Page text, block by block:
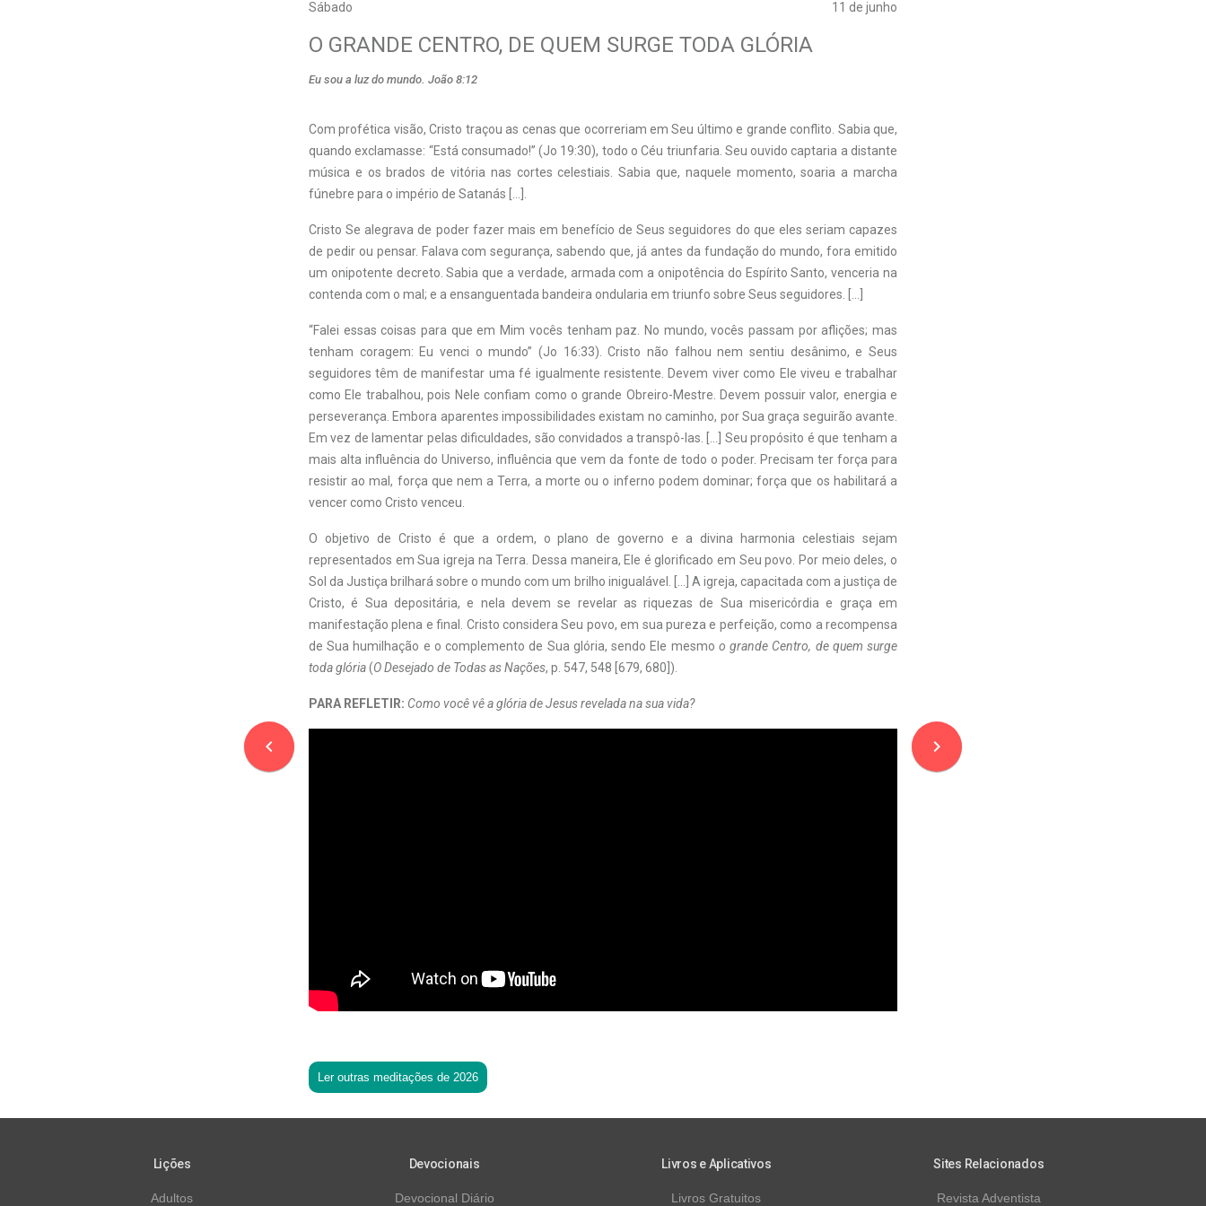
Sábado 11 de junho
navigate_before
O GRANDE CENTRO, DE QUEM SURGE TODA GLÓRIA
Eu sou a luz do mundo. João 8:12
Com profética visão, Cristo traçou as cenas que ocorreriam em Seu último e grande conflito. Sabia que,
quando exclamasse: “Está consumado!” (Jo 19:30), todo o Céu triunfaria. Seu ouvido captaria a distante
música e os brados de vitória nas cortes celestiais. Sabia que, naquele momento, soaria a marcha
fúnebre para o império de Satanás […].
Cristo Se alegrava de poder fazer mais em benefício de Seus seguidores do que eles seriam capazes
de pedir ou pensar. Falava com segurança, sabendo que, já antes da fundação do mundo, fora emitido
um onipotente decreto. Sabia que a verdade, armada com a onipotência do Espírito Santo, venceria na
contenda com o mal; e a ensanguentada bandeira ondularia em triunfo sobre Seus seguidores. […]
“Falei essas coisas para que em Mim vocês tenham paz. No mundo, vocês passam por aflições; mas
tenham coragem: Eu venci o mundo” (Jo 16:33). Cristo não falhou nem sentiu desânimo, e Seus
seguidores têm de manifestar uma fé igualmente resistente. Devem viver como Ele viveu e trabalhar
como Ele trabalhou, pois Nele confiam como o grande Obreiro-Mestre. Devem possuir valor, energia e
perseverança. Embora aparentes impossibilidades existam no caminho, por Sua graça seguirão avante.
Em vez de lamentar pelas dificuldades, são convidados a transpô-las. […] Seu propósito é que tenham a
mais alta influência do Universo, influência que vem da fonte de todo o poder. Precisam ter força para
resistir ao mal, força que nem a Terra, a morte ou o inferno podem dominar; força que os habilitará a
vencer como Cristo venceu.
O objetivo de Cristo é que a ordem, o plano de governo e a divina harmonia celestiais sejam
representados em Sua igreja na Terra. Dessa maneira, Ele é glorificado em Seu povo. Por meio deles, o
Sol da Justiça brilhará sobre o mundo com um brilho inigualável. […] A igreja, capacitada com a justiça de
Cristo, é Sua depositária, e nela devem se revelar as riquezas de Sua misericórdia e graça em
manifestação plena e final. Cristo considera Seu povo, em sua pureza e perfeição, como a recompensa
de Sua humilhação e o complemento de Sua glória, sendo Ele mesmo o grande Centro, de quem surge
toda glória(O Desejado de Todas as Nações, p. 547, 548 [679, 680]).
PARA REFLETIR: Como você vê a glória de Jesus revelada na sua vida?
Ler outras meditações de 2026
navigate_next
Lições
Adultos
Devocionais
Devocional Diário
Livros e Aplicativos
Livros Gratuitos
Sites Relacionados
Revista Adventista